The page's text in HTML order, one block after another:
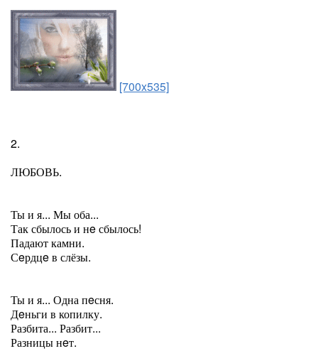
[700x535]
2.
ЛЮБОВЬ.
Ты и я... Мы оба...
Так сбылось и нe сбылось!
Падают камни.
Сeрдцe в слёзы.
Ты и я... Одна пeсня.
Дeньги в копилку.
Разбита... Разбит...
Разницы нeт.